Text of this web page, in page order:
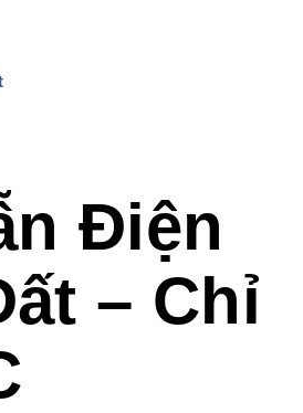
Điện
– Chỉ